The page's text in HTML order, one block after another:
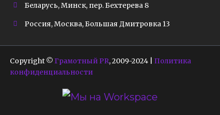
Беларусь, Минск, пер. Бехтерева 8
Россия, Москва, Большая Дмитровка 13
Copyright © Грамотный PR, 2009-2024 | Политика
конфиденциальности